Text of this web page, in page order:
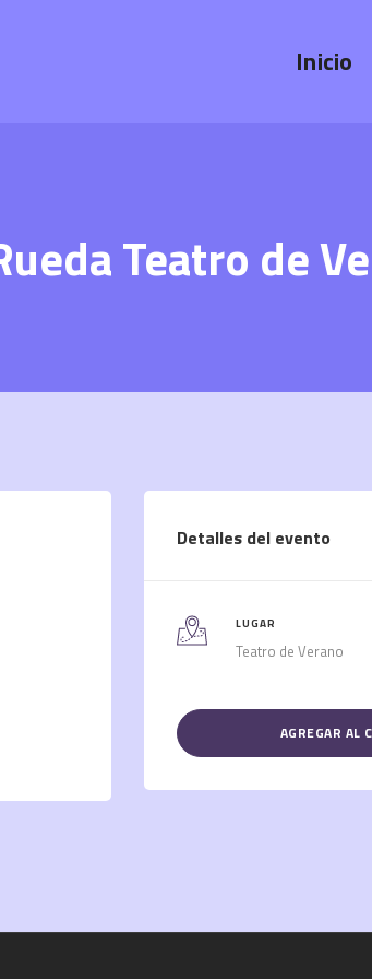
Inicio
Teatro de
Detalles del evento
LUGAR
Teatro de Verano
AGREGAR AL